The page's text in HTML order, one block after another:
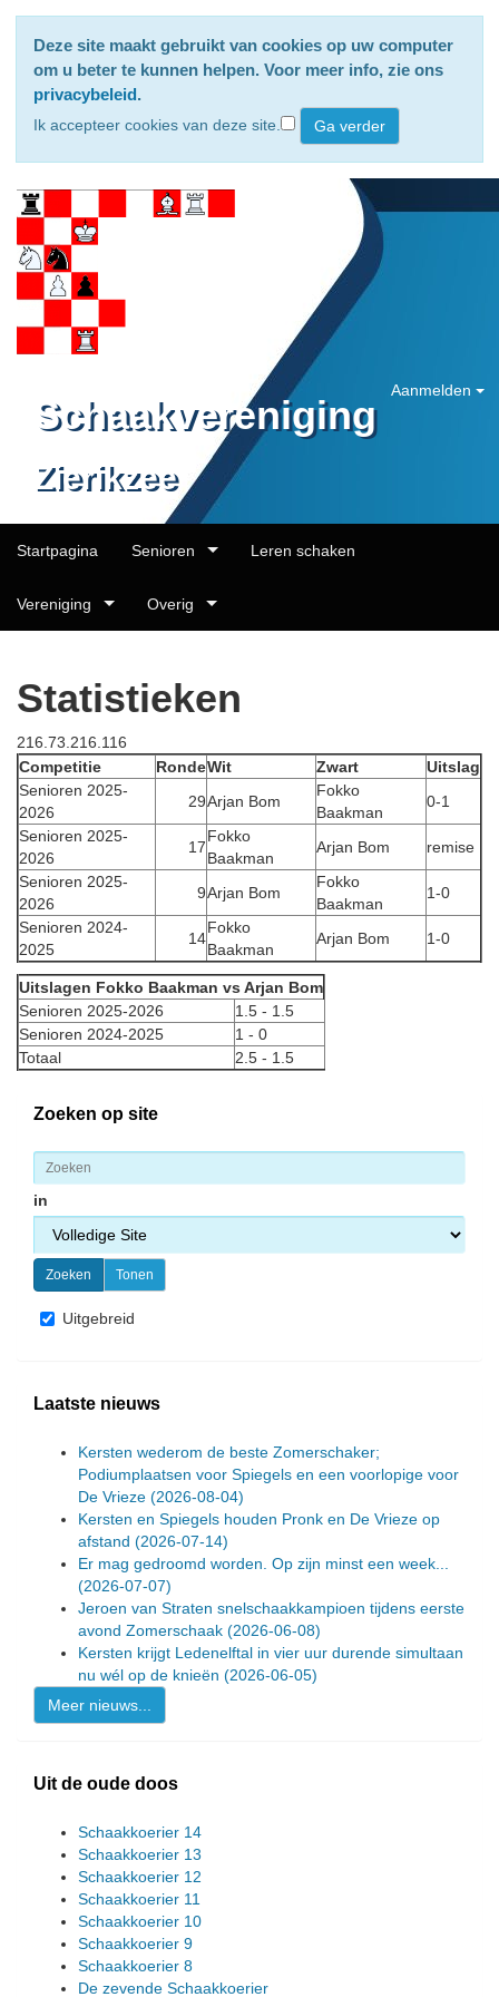
Deze site maakt gebruikt van cookies op uw computer
om u beter te kunnen helpen. Voor meer info, zie ons
privacybeleid.
Ik accepteer cookies van deze site.
Schaakvereniging
Zierikzee
Aanmelden
Startpagina Senioren Leren schaken
Vereniging Overig
Statistieken
216.73.216.116
Competitie
RondeWit Zwart
Uitslag
Senioren 2025-
2026
29Arjan Bom
Fokko
Baakman
0-1
Senioren 2025-
2026
17
Fokko
Baakman
Arjan Bom
remise
Senioren 2025-
2026
9Arjan Bom
Fokko
Baakman
1-0
Senioren 2024-
2025
14
Fokko
Baakman
Arjan Bom 1-0
Uitslagen Fokko Baakman vs Arjan Bom
Senioren 2025-2026
1.5 - 1.5
Senioren 2024-2025
1 - 0
Totaal
2.5 - 1.5
Zoeken op site
in
Uitgebreid
Laatste nieuws
Kersten wederom de beste Zomerschaker;
Podiumplaatsen voor Spiegels en een voorlopige voor
De Vrieze (2026-08-04)
Kersten en Spiegels houden Pronk en De Vrieze op
afstand (2026-07-14)
Er mag gedroomd worden. Op zijn minst een week...
(2026-07-07)
Jeroen van Straten snelschaakkampioen tijdens eerste
avond Zomerschaak (2026-06-08)
Kersten krijgt Ledenelftal in vier uur durende simultaan
nu wél op de knieën (2026-06-05)
Meer nieuws...
Uit de oude doos
Schaakkoerier 14
Schaakkoerier 13
Schaakkoerier 12
Schaakkoerier 11
Schaakkoerier 10
Schaakkoerier 9
Schaakkoerier 8
De zevende Schaakkoerier